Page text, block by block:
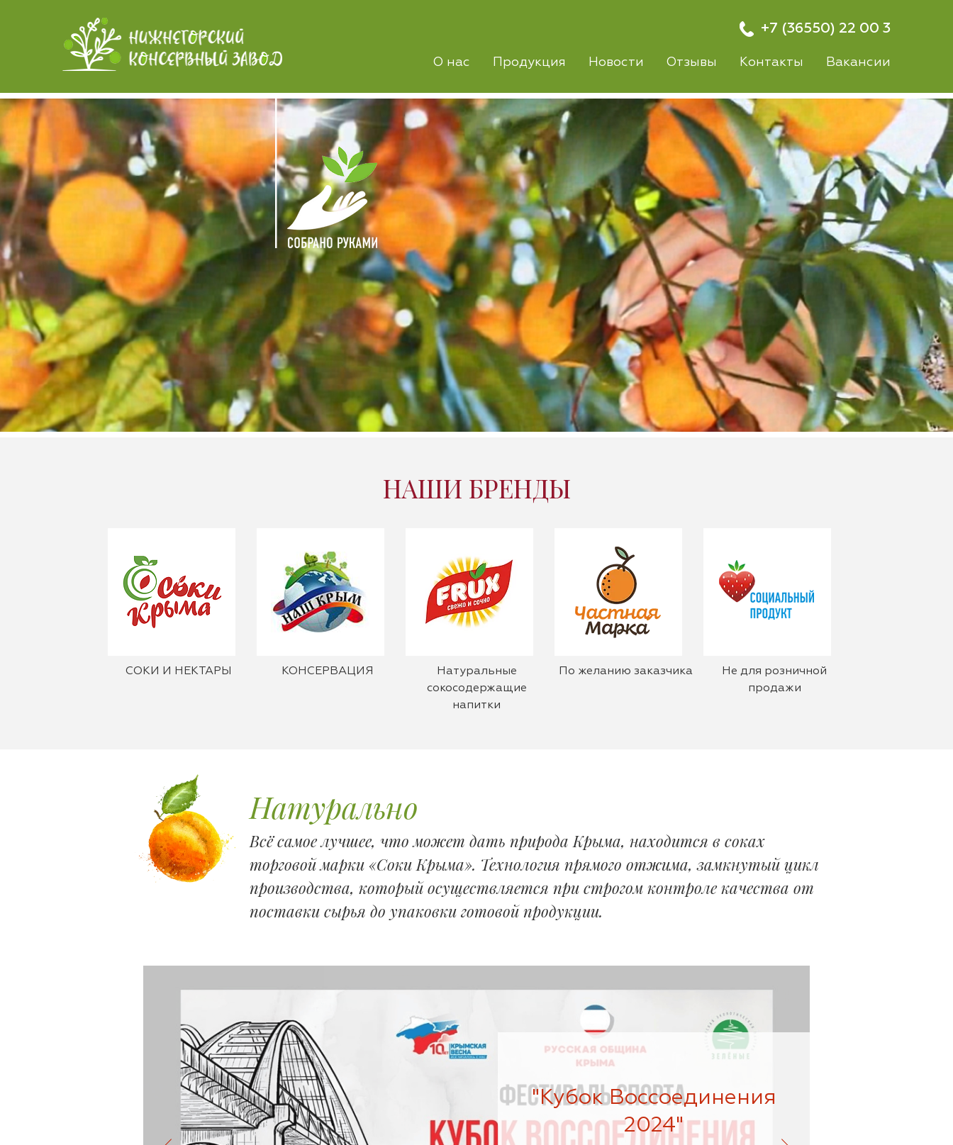
+7 (36550) 22 00 3
О нас Продукция Новости Отзывы Контакты Вакансии
НАШИ БРЕНДЫ
СОКИ И НЕКТАРЫ КОНСЕРВАЦИЯ
Натуральные
сокосодержащие
напитки
По желанию заказчика
Не для розничной
продажи
Натурально
Всё самое лучшее, что может дать природа Крыма, находится в соках
торговой марки «Соки Крыма». Технология прямого отжима, замкнутый цикл
производства, который осуществляется при строгом контроле качества от
поставки сырья до упаковки готовой продукции.
"Кубок Воссоединения
2024"